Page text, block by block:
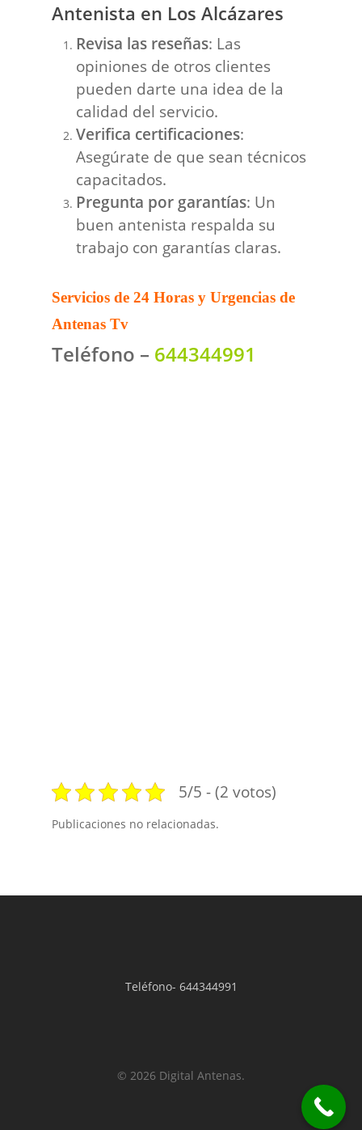
Antenista en Los Alcázares
Revisa las reseñas: Las
opiniones de otros clientes
pueden darte una idea de la
calidad del servicio.
Verifica certificaciones:
Asegúrate de que sean técnicos
capacitados.
Pregunta por garantías: Un
buen antenista respalda su
trabajo con garantías claras.
Servicios de 24 Horas y Urgencias de
Antenas Tv
Teléfono – 644344991
5/5 - (2 votos)
Publicaciones no relacionadas.
Teléfono- 644344991
© 2026 Digital Antenas.